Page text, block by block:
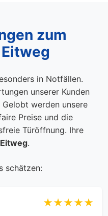
zum
in Notfällen.
unserer Kunden
Gelobt werden unsere
Preise und die
Türöffnung. Ihre
Eitweg.
schätzen:
★★★★★